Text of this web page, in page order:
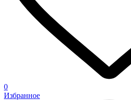
0
Избранное